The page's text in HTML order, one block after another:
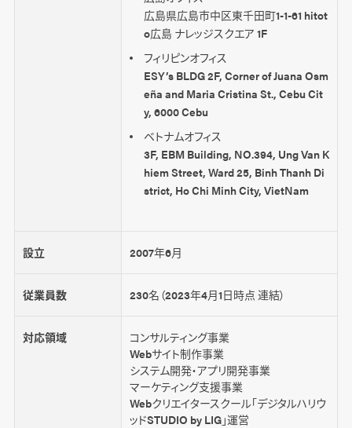
広島県広島市中区東千田町1-1-61 hitot
o広島 ナレッジスクエア 1F
フィリピンオフィス
ESY’s BLDG 2F, Corner of Juana Osm
eña and Maria Cristina St., Cebu Cit
y, 6000 Cebu
ベトナムオフィス
3F, EBM Building, NO.394, Ung Van K
hiem Street, Ward 25, Binh Thanh Di
strict, Ho Chi Minh City, VietNam
設立 2007年6月
従業員数 230名（2023年4月1日時点 連結）
対応領域
コンサルティング事業
Webサイト制作事業
システム開発・アプリ開発事業
マーケティング支援事業
Webクリエイタースクール「デジタルハリウ
ッドSTUDIO by LIG」運営